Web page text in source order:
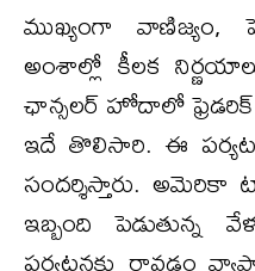
ముఖ్యంగా వాణిజ్యం,
అంశాల్లో కీలక
ఛాన్సలర్​ హోదాలో
ఇదే తొలిసారి. ఈ
సందర్శిస్తారు.
ఇబ్బంది పెడుతున్న